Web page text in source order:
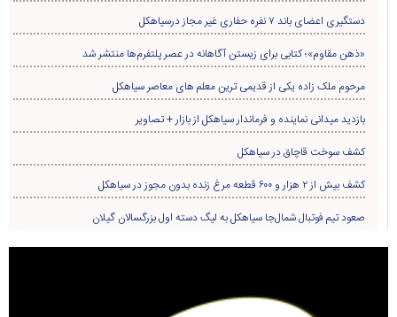
دستگیری اعضای باند ۷ نفره حفاری غير مجاز درسیاهکل
«ذهن مقاوم»؛ کتابی برای زیستن آگاهانه در عصر پلتفرم‌ها منتشر شد
مرحوم ملک زاده یکی از قدیمی ترین معلم های معاصر سیاهکل
بازدید میدانی نماینده و فرماندار سیاهکل از بازار + تصاویر
کشف سوخت قاچاق در سياهکل
کشف بیش از ۲ هزار و ۶۰۰ قطعه مرغ زنده بدون مجوز در سیاهکل
صعود تیم فوتبال شمال‌جا‌ سیاهکل به لیگ دسته اول بزرگسالان گیلان